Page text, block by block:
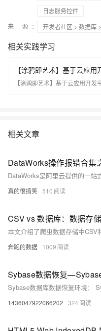
日志服务控件
来 源：
开发者社区 > 数据库 >
相关实践学习
【涂鸦即艺术】基于云应
【涂鸦即艺术】基于云应用开
相关文章
真的很搞笑 510
CSV vs 数据库：数据存
奔跑的数据 1009
1436047922066202 324